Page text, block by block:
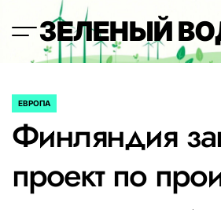
содержимому
ЗЕЛЕНЫЙ
ОПУБЛИКОВАНО
ЕВРОПА
Финляндия
проект по